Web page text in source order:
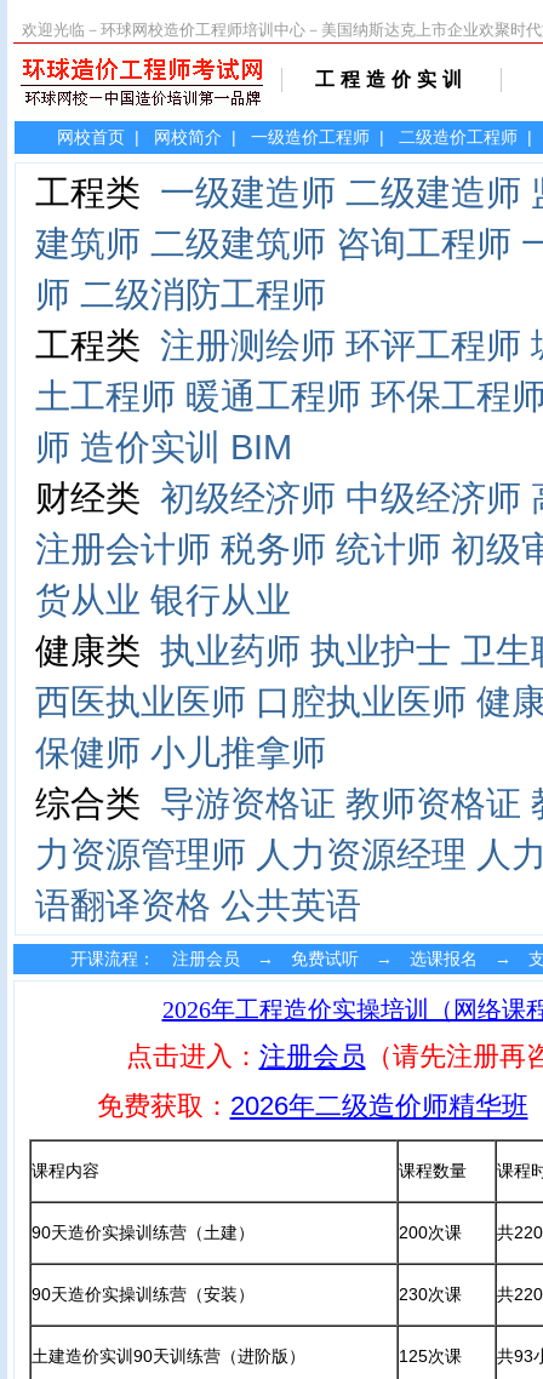
欢迎光临－环球网校造价工程师培训中心－美国纳斯达克上市企业欢聚时
工程造价实训
网校首页 | 网校简介 | 一级造价工程师 | 二级造价工程师 |
工程类 一级建造师 二级建造师
建筑师 二级建筑师 咨询工程师
师 二级消防工程师
工程类 注册测绘师 环评工程师
土工程师 暖通工程师 环保工程
师 造价实训 BIM
财经类 初级经济师 中级经济师
注册会计师 税务师 统计师 初级
货从业 银行从业
健康类 执业药师 执业护士 卫生
西医执业医师 口腔执业医师 健
保健师 小儿推拿师
综合类 导游资格证 教师资格证
力资源管理师 人力资源经理 人
语翻译资格 公共英语
开课流程： 注册会员 → 免费试听 → 选课报名 →
2026年工程造价实操培训（网络课
点击进入： 注册会员 （请先注册再
免费获取： 2026年二级造价师精华班
课程内容 课程数量 课程
90天造价实操训练营（土建） 200次课 共
90天造价实操训练营（安装） 230次课 共
土建造价实训90天训练营（进阶版） 125次课 共93